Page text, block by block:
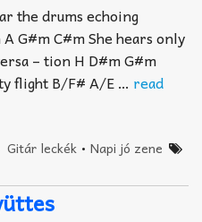
the drums echoing
G#m C#m She hears only
– tion H D#m G#m
flight B/F# A/E … read
Gitár leckék• Napi jó zene